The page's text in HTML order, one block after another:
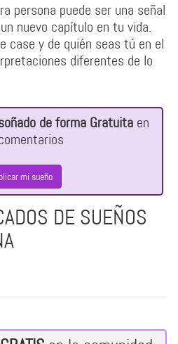
persona puede ser una señal
nuevo capítulo en tu vida.
case y de quién seas tú en el
diferentes de lo
de forma Gratuitaen
mi sueño
DE SUEÑOS